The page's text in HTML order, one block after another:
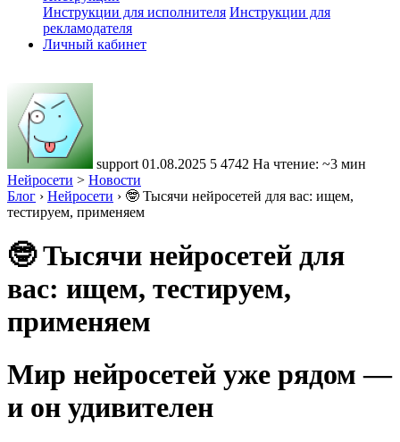
Инструкции для исполнителя Инструкции для
рекламодателя
Личный кабинет
support 01.08.2025 5 4742 На чтение: ~3 мин
Нейросети > Новости
Блог › Нейросети › 🤓 Тысячи нейросетей для вас: ищем,
тестируем, применяем
🤓 Тысячи нейросетей для
вас: ищем, тестируем,
применяем
Мир нейросетей уже рядом—
и он удивителен